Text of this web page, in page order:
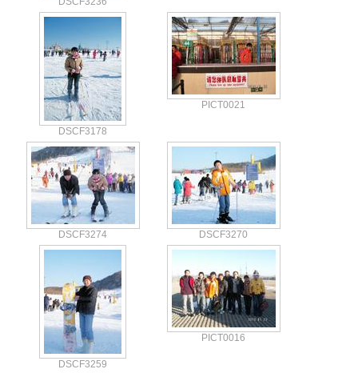
DSCF3178
PICT0021
DSCF3274 DSCF3270
DSCF3259
PICT0016